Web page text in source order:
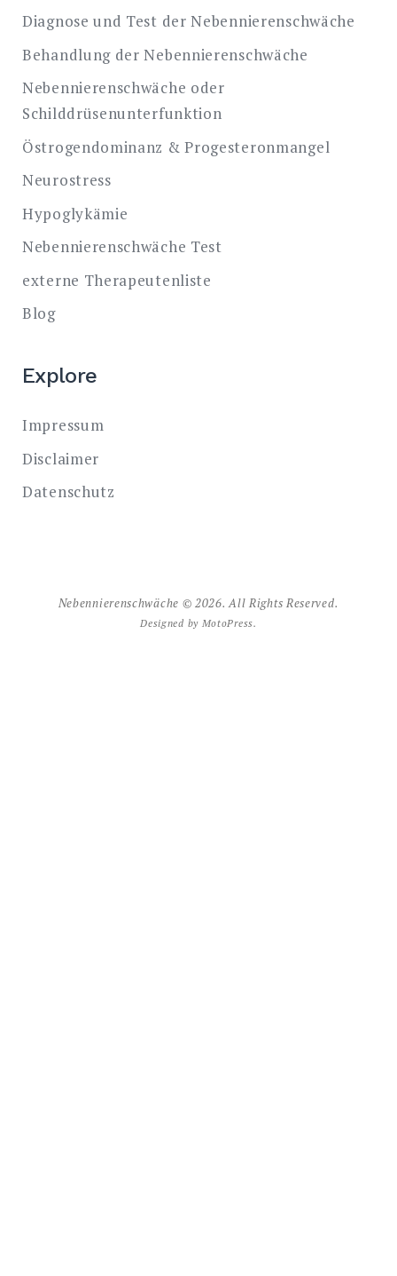
Diagnose und Test der Nebennierenschwäche
Behandlung der Nebennierenschwäche
Nebennierenschwäche oder
Schilddrüsenunterfunktion
Östrogendominanz & Progesteronmangel
Neurostress
Hypoglykämie
Nebennierenschwäche Test
externe Therapeutenliste
Blog
Explore
Impressum
Disclaimer
Datenschutz
Nebennierenschwäche © 2026. All Rights Reserved.
Designed by MotoPress.